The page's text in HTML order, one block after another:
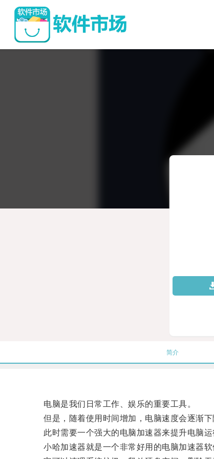
简介
电脑是我们日常工作、娱乐的重要工具。
但是，随着使用时间增加，电脑速度会逐渐下
此时需要一个强大的电脑加速器来提升电脑运
小哈加速器就是一个非常好用的电脑加速器软